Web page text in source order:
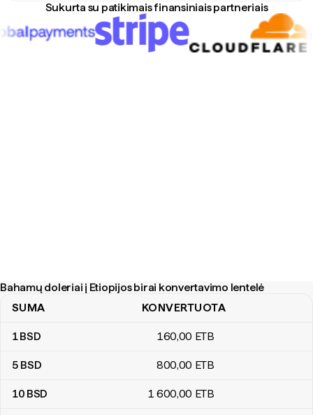
Sukurta su patikimais finansiniais partneriais
Bahamų doleriai į Etiopijos birai konvertavimo lentelė
Bahamų doleriai į Etiopijos birai konvertavimo lentelė
SUMA KONVERTUOTA
1BSD 160,00 ETB
5 BSD 800,00 ETB
10 BSD 1 600,00 ETB